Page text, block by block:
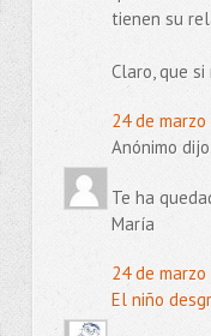
tienen su
Claro, que
24 de
Anónimo
Te ha
María
24 de
El niño